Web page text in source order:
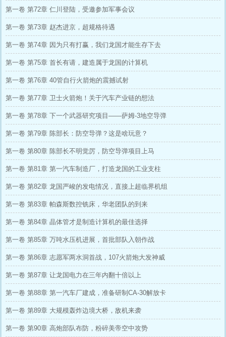
第一卷 第72章 仁川登陆，受邀参加军事会议
第一卷 第73章 赵杰进京，超规格待遇
第一卷 第74章 因为只有打赢，我们龙国才能生存下去
第一卷 第75章 首长有请，建造属于龙国的计算机
第一卷 第76章 40管自行火箭炮的震撼试射
第一卷 第77章 卫士火箭炮！关于汽车产业链的想法
第一卷 第78章 下一个武器研究项目——萨姆-3地空导弹
第一卷 第79章 陈部长：防空导弹？这是啥玩意？
第一卷 第80章 陈部长不明觉厉，防空导弹项目上马
第一卷 第81章 第一汽车制造厂，打造龙国的工业支柱
第一卷 第82章 龙国严峻的发电情况，直接上超临界机组
第一卷 第83章 帕森斯数控铣床，华老团队的到来
第一卷 第84章 晶体管才是制造计算机的最佳选择
第一卷 第85章 万吨水压机进展，首批部队入朝作战
第一卷 第86章 志愿军两水洞首战，107火箭炮大发神威
第一卷 第87章 让龙国电力在三年内翻十倍以上
第一卷 第88章 第一汽车厂建成，准备研制CA-30解放卡
第一卷 第89章 大规模轰炸边境大桥，敌机来袭
第一卷 第90章 高炮部队布防，粉碎美帝空中攻势